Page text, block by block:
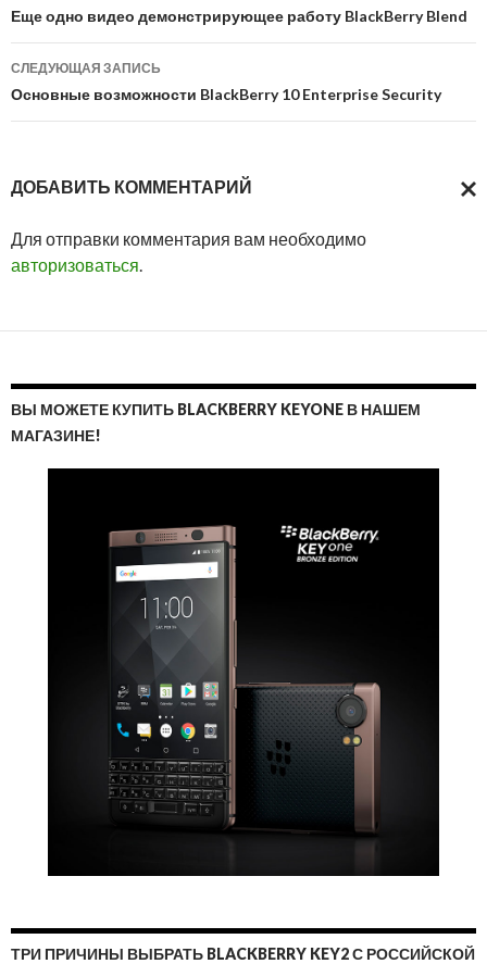
по
записям
Еще одно видео демонстрирующее работу BlackBerry Blend
СЛЕДУЮЩАЯ ЗАПИСЬ
Основные возможности BlackBerry 10 Enterprise Security
ДОБАВИТЬ КОММЕНТАРИЙ
Для отправки комментария вам необходимо
авторизоваться.
ВЫ МОЖЕТЕ КУПИТЬ BLACKBERRY KEYONE В НАШЕМ
МАГАЗИНЕ!
ТРИ ПРИЧИНЫ ВЫБРАТЬ BLACKBERRY KEY2 С РОССИЙСКОЙ